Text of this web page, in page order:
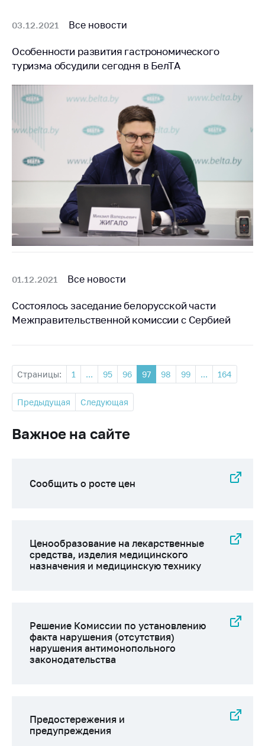
03.12.2021 Все новости
Особенности развития гастрономического
туризма обсудили сегодня в БелТА
01.12.2021 Все новости
Состоялось заседание белорусской части
Межправительственной комиссии с Сербией
Страницы: 1 ... 95 96 97 98 99 ... 164
Предыдущая Следующая
Важное на сайте
Сообщить о росте цен
Ценообразование на лекарственные
средства, изделия медицинского
назначения и медицинскую технику
Решение Комиссии по установлению
факта нарушения (отсутствия)
нарушения антимонопольного
законодательства
Предостережения и
предупреждения